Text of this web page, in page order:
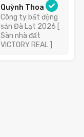
Quỳnh Thoa
Công ty bất động
sản Đà Lạt 2026 [
Sàn nhà đất
VICTORY REAL ]